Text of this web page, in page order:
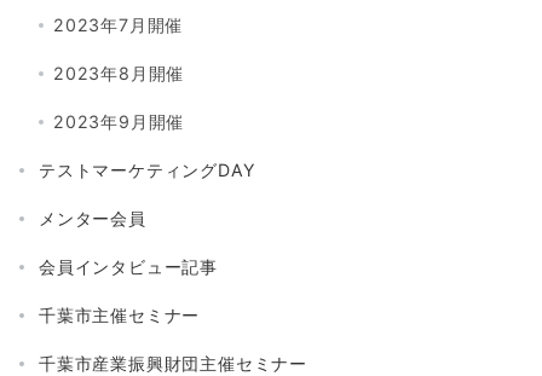
2023年7月開催
2023年8月開催
2023年9月開催
テストマーケティングDAY
メンター会員
会員インタビュー記事
千葉市主催セミナー
千葉市産業振興財団主催セミナー